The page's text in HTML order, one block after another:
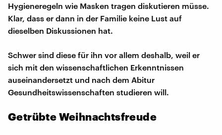
Hygieneregeln wie Masken tragen diskutieren müsse.
Klar, dass er dann in der Familie keine Lust auf
dieselben Diskussionen hat.
Schwer sind diese für ihn vor allem deshalb, weil er
sich mit den wissenschaftlichen Erkenntnissen
auseinandersetzt und nach dem Abitur
Gesundheitswissenschaften studieren will.
Getrübte Weihnachtsfreude